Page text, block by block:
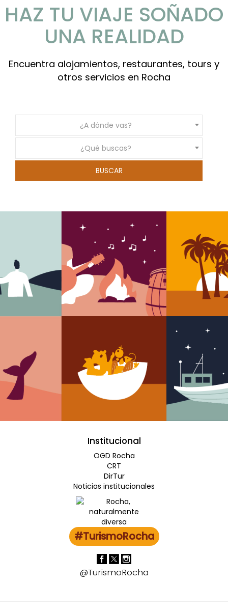
HAZ TU VIAJE SOÑADO
UNA REALIDAD
Encuentra alojamientos, restaurantes, tours y
otros servicios en Rocha
¿A dónde vas?
¿Qué buscas?
Institucional
OGD Rocha
CRT
DirTur
Noticias institucionales
#TurismoRocha
@TurismoRocha